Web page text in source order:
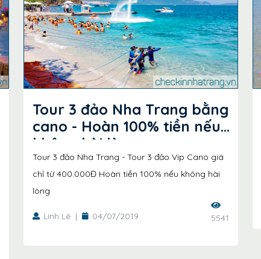
Tour 3 đảo Nha Trang bằng
cano - Hoàn 100% tiền nếu
không hài lòn..
Tour 3 đảo Nha Trang - Tour 3 đảo Vip Cano giá
chỉ từ 400.000Đ Hoàn tiền 100% nếu không hài
lòng
Linh Lê | 04/07/2019 5541